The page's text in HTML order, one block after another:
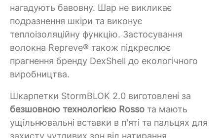
нагадують бавовну. Шар не викликає
подразнення шкіри та виконує
теплоізоляційну функцію. Застосування
волокна Repreve® також підкреслює
прагнення бренду DexShell до екологічного
виробництва.
Шкарпетки StormBLOK 2.0 виготовлені за
безшовною технологією Rosso та мають
ущільнювальні вставки в п'яті та пальцях для
захисту чутливих зон від натирання.